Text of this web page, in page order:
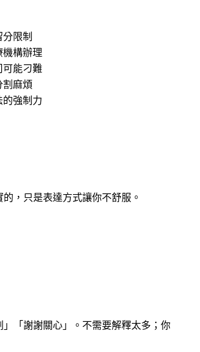
限制
機構辦理
可能刁難
割麻煩
的強制力
，只是表達方式讓你不舒服。
「謝謝關心」。不需要解釋太多；你